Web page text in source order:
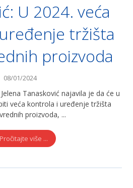
U 2024. veća
tržišta
proizvoda
08/01/2024
Tanasković najavila je da će u
veća kontrola i uređenje tržišta
proizvoda, ...
Pročitajte više ...